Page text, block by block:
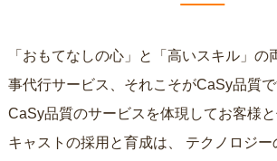
「おもてなしの心」と「高いスキル」の
事代行サービス、それこそがCaSy品質で
CaSy品質のサービスを体現してお客様
キャストの採用と育成は、